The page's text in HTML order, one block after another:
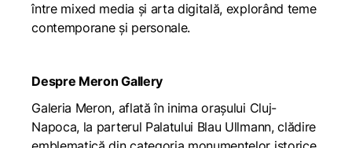
între mixed media și arta digitală, explorând teme
contemporane și personale.
Despre Meron Gallery
Galeria Meron, aflată în inima orașului Cluj-
Napoca, la parterul Palatului Blau Ullmann, clădire